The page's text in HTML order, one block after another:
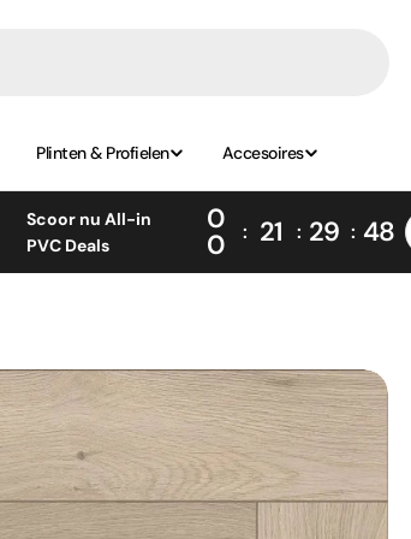
Plinten & Profielen Accesoires
Scoor nu All-in
PVC Deals
0
0 21 29 47